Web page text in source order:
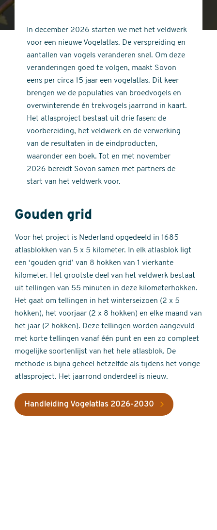
stars
of
stars
In december 2026 starten we met het veldwerk
voor een nieuwe Vogelatlas. De verspreiding en
aantallen van vogels veranderen snel. Om deze
veranderingen goed te volgen, maakt Sovon
eens per circa 15 jaar een vogelatlas. Dit keer
brengen we de populaties van broedvogels en
overwinterende én trekvogels jaarrond in kaart.
Het atlasproject bestaat uit drie fasen: de
voorbereiding, het veldwerk en de verwerking
van de resultaten in de eindproducten,
waaronder een boek. Tot en met november
2026 bereidt Sovon samen met partners de
start van het veldwerk voor.
Gouden grid
Voor het project is Nederland opgedeeld in 1685
atlasblokken van 5 x 5 kilometer. In elk atlasblok ligt
een ‘gouden grid’ van 8 hokken van 1 vierkante
kilometer. Het grootste deel van het veldwerk bestaat
uit tellingen van 55 minuten in deze kilometerhokken.
Het gaat om tellingen in het winterseizoen (2 x 5
hokken), het voorjaar (2 x 8 hokken) en elke maand van
het jaar (2 hokken). Deze tellingen worden aangevuld
met korte tellingen vanaf één punt en een zo compleet
mogelijke soortenlijst van het hele atlasblok. De
methode is bijna geheel hetzelfde als tijdens het vorige
atlasproject. Het jaarrond onderdeel is nieuw.
Handleiding Vogelatlas 2026-2030